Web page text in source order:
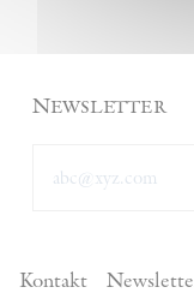
Newsletter
Kontakt